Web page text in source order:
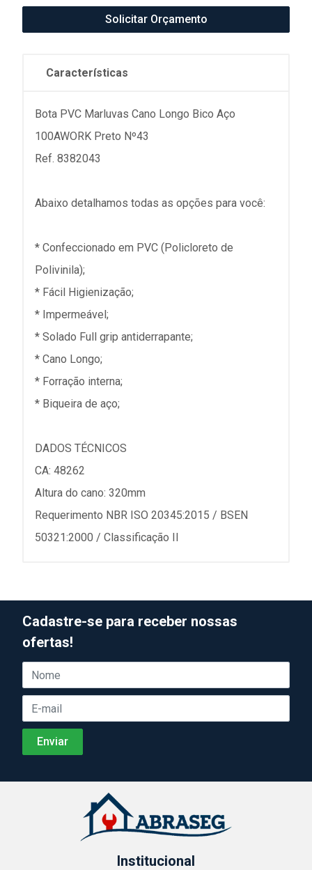
Solicitar Orçamento
Características
Bota PVC Marluvas Cano Longo Bico Aço
100AWORK Preto Nº43
Ref. 8382043
Abaixo detalhamos todas as opções para você:
* Confeccionado em PVC (Policloreto de
Polivinila);
* Fácil Higienização;
* Impermeável;
* Solado Full grip antiderrapante;
* Cano Longo;
* Forração interna;
* Biqueira de aço;
DADOS TÉCNICOS
CA: 48262
Altura do cano: 320mm
Requerimento NBR ISO 20345:2015 / BSEN
50321:2000 / Classificação II
Cadastre-se para receber nossas
ofertas!
Institucional